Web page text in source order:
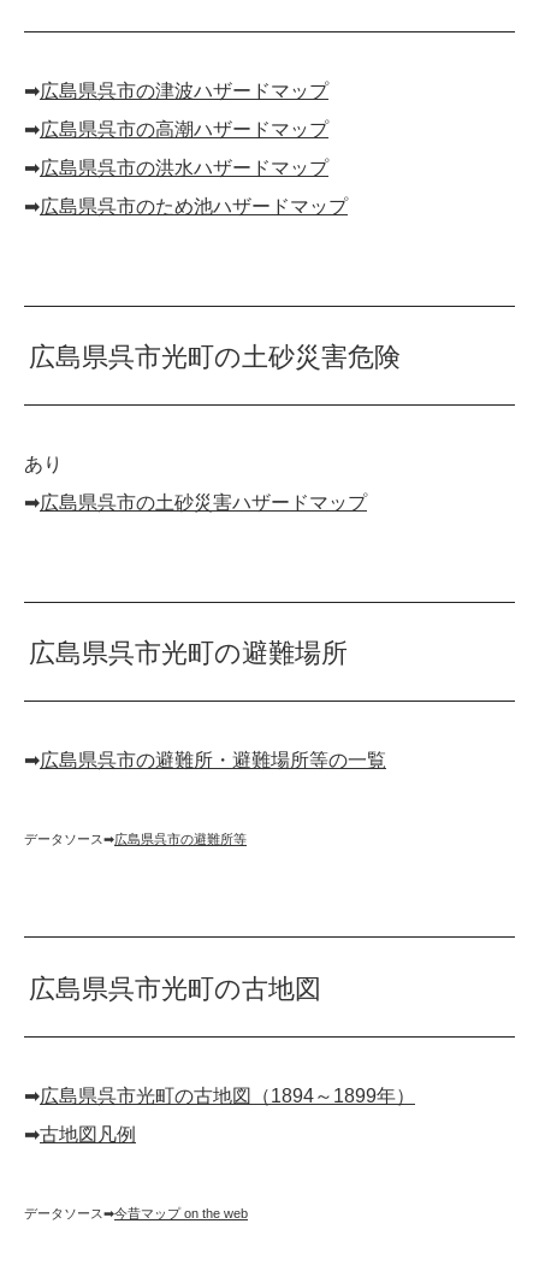
➡︎広島県呉市の津波ハザードマップ
➡︎広島県呉市の高潮ハザードマップ
➡︎広島県呉市の洪水ハザードマップ
➡︎広島県呉市のため池ハザードマップ
広島県呉市光町の土砂災害危険
あり
➡︎広島県呉市の土砂災害ハザードマップ
広島県呉市光町の避難場所
➡︎広島県呉市の避難所・避難場所等の一覧
データソース➡︎広島県呉市の避難所等
広島県呉市光町の古地図
➡︎広島県呉市光町の古地図（1894～1899年）
➡︎古地図凡例
データソース➡︎今昔マップ on the web